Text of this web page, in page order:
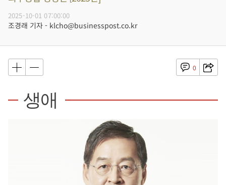
2025-10-01 07:00:00
조경래 기자 - klcho@businesspost.co.kr
0
생애